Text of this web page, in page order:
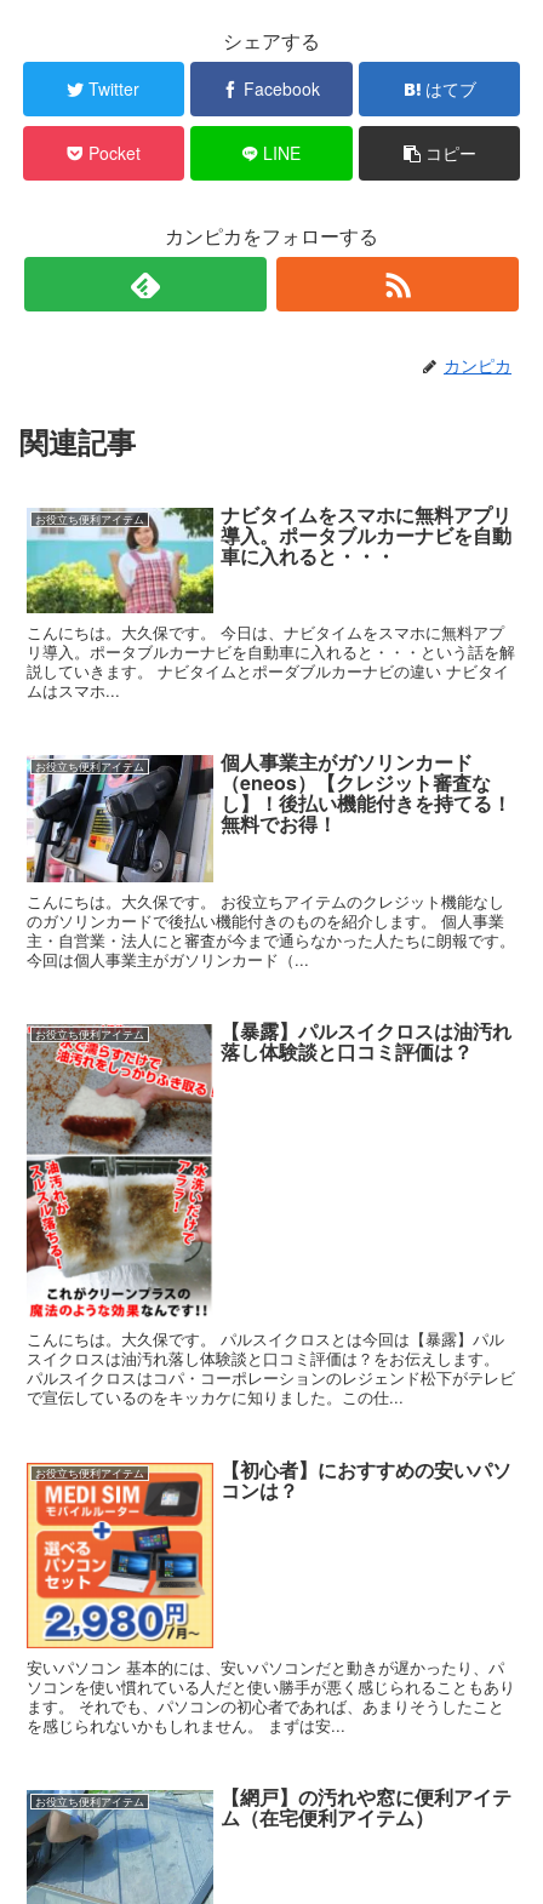
シェアする
Twitter Facebook はてブ
Pocket LINE コピー
カンピカをフォローする
カンピカ
関連記事
お役立ち便利アイテム ナビタイムをスマホに無料アプリ
導入。ポータブルカーナビを自動
車に入れると・・・
こんにちは。大久保です。 今日は、ナビタイムをスマホに無料アプ
リ導入。ポータブルカーナビを自動車に入れると・・・という話を解
説していきます。 ナビタイムとポーダブルカーナビの違い ナビタイ
ムはスマホ...
お役立ち便利アイテム 個人事業主がガソリンカード
（eneos）【クレジット審査な
し】！後払い機能付きを持てる！
無料でお得！
こんにちは。大久保です。 お役立ちアイテムのクレジット機能なし
のガソリンカードで後払い機能付きのものを紹介します。 個人事業
主・自営業・法人にと審査が今まで通らなかった人たちに朗報です。
今回は個人事業主がガソリンカード（...
お役立ち便利アイテム 【暴露】パルスイクロスは油汚れ
落し体験談と口コミ評価は？
こんにちは。大久保です。 パルスイクロスとは今回は【暴露】パル
スイクロスは油汚れ落し体験談と口コミ評価は？をお伝えします。
パルスイクロスはコパ・コーポレーションのレジェンド松下がテレビ
で宣伝しているのをキッカケに知りました。この仕...
お役立ち便利アイテム 【初心者】におすすめの安いパソ
コンは？
安いパソコン 基本的には、安いパソコンだと動きが遅かったり、パ
ソコンを使い慣れている人だと使い勝手が悪く感じられることもあり
ます。 それでも、パソコンの初心者であれば、あまりそうしたこと
を感じられないかもしれません。 まずは安...
お役立ち便利アイテム 【網戸】の汚れや窓に便利アイテ
ム（在宅便利アイテム）